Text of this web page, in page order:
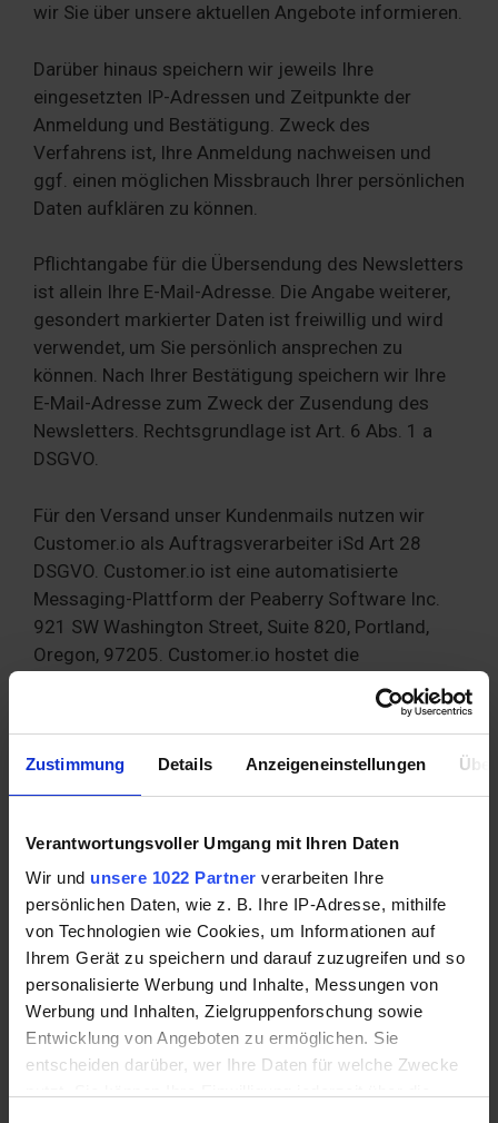
Zustimmung Details Anzeigeneinstellungen
Verantwortungsvoller Umgang mit Ihren Daten
Wir und unsere 1022 Partner verarbeiten Ihre
persönlichen Daten, wie z. B. Ihre IP-Adresse, mithilfe
von Technologien wie Cookies, um Informationen auf
Ihrem Gerät zu speichern und darauf zuzugreifen und so
personalisierte Werbung und Inhalte, Messungen von
Werbung und Inhalten, Zielgruppenforschung sowie
Entwicklung von Angeboten zu ermöglichen. Sie
entscheiden darüber, wer Ihre Daten für welche Zwecke
wir Sie über unsere aktuellen Angebote informieren.
Darüber hinaus speichern wir jeweils Ihre
eingesetzten IP-Adressen und Zeitpunkte der
Anmeldung und Bestätigung. Zweck des
Verfahrens ist, Ihre Anmeldung nachweisen und
ggf. einen möglichen Missbrauch Ihrer persönlichen
Daten aufklären zu können.
Pflichtangabe für die Übersendung des Newsletters
ist allein Ihre E-Mail-Adresse. Die Angabe weiterer,
gesondert markierter Daten ist freiwillig und wird
verwendet, um Sie persönlich ansprechen zu
können. Nach Ihrer Bestätigung speichern wir Ihre
E-Mail-Adresse zum Zweck der Zusendung des
Newsletters. Rechtsgrundlage ist Art. 6 Abs. 1 a
DSGVO.
Für den Versand unser Kundenmails nutzen wir
Customer.io als Auftragsverarbeiter iSd Art 28
DSGVO. Customer.io ist eine automatisierte
Messaging-Plattform der Peaberry Software Inc.
921 SW Washington Street, Suite 820, Portland,
Oregon, 97205. Customer.io hostet die
Union. Sofern nicht ausgeschlossen werden kann,
dass Daten auch in den USA verarbeitet werden,
gilt, dass für den Datentransfer in die USA der
Angemessenheitsbeschluss der EU-Kommission
Standardvertragsklauseln abgeschlossen
haben,https://customer.io/legal/dpa/.
Die Datenschutzregelungen von Customer.io finden
Sie hier: https://customer.io/legal/privacy-policy/
Einsatz von Cookies
Bei Ihrer Nutzung unserer Website werden Cookies
auf Ihrem Rechner gespeichert. Bei Cookies handelt
es sich um kleine Textdateien, die auf Ihrer